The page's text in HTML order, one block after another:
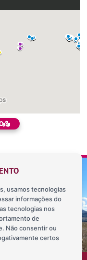
INTERATIVO
usamos tecnologias
informações do
tecnologias nos
de
Não consentir ou
certos